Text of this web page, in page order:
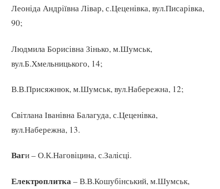
Леоніда Андріївна Лівар, с.Цеценівка, вул.Писарівка,
90;
Людмила Борисівна Зінько, м.Шумськ,
вул.Б.Хмельницького, 14;
В.В.Присяжнюк, м.Шумськ, вул.Набережна, 12;
Світлана Іванівна Балагуда, с.Цеценівка,
вул.Набережна, 13.
Ваги – О.К.Наговіцина, с.Залісці.
Електроплитка– В.В.Кошубінський, м.Шумськ,